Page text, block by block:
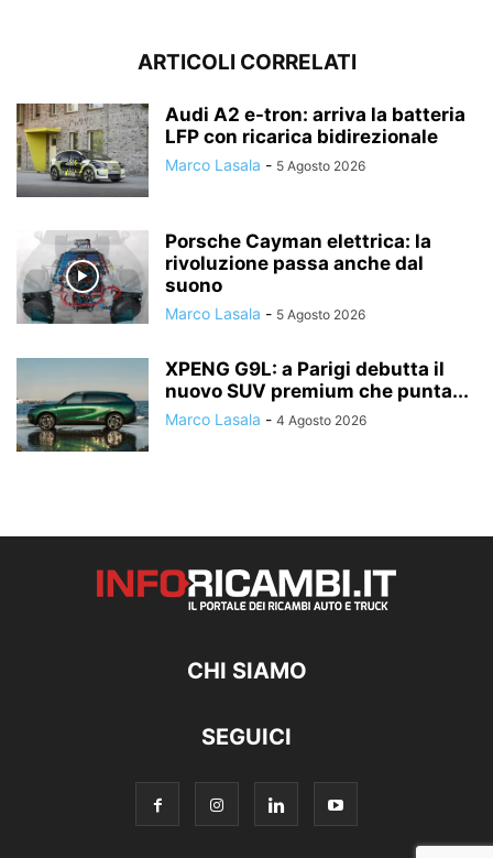
ARTICOLI CORRELATI
Audi A2 e-tron: arriva la batteria
LFP con ricarica bidirezionale
Marco Lasala - 5 Agosto 2026
Porsche Cayman elettrica: la
rivoluzione passa anche dal
suono
Marco Lasala - 5 Agosto 2026
XPENG G9L: a Parigi debutta il
nuovo SUV premium che punta...
Marco Lasala - 4 Agosto 2026
CHI SIAMO
SEGUICI